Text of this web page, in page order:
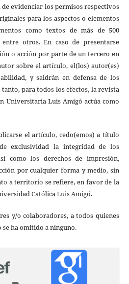
evidenciar los permisos respectivos
para los aspectos o elementos
como textos de más de 500
entre otros. En caso de presentarse
o acción por parte de un tercero en
sobre el artículo, el(los) autor(es)
y saldrán en defensa de los
para todos los efectos, la revista
Universitaria Luis Amigó actúa como
el artículo, cedo(emos) a título
exclusividad la integridad de los
como los derechos de impresión,
por cualquier forma y medio, sin
a territorio se refiere, en favor de la
Católica Luis Amigó.
y/o colaboradores, a todos quienes
ha omitido a ninguno.